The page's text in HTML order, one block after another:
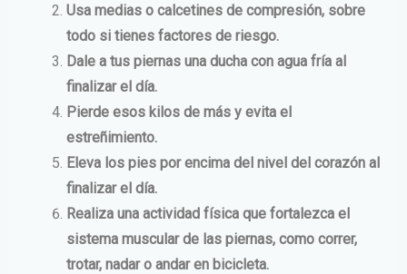
Usa medias o calcetines de compresión, sobre
todo si tienes factores de riesgo.
Dale a tus piernas una ducha con agua fría al
finalizar el día.
Pierde esos kilos de más y evita el
estreñimiento.
Eleva los pies por encima del nivel del corazón al
finalizar el día.
Realiza una actividad física que fortalezca el
sistema muscular de las piernas, como correr,
trotar, nadar o andar en bicicleta.